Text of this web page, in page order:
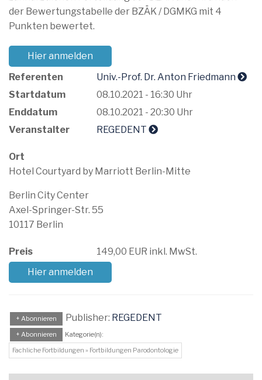
der Bewertungstabelle der BZÄK / DGMKG mit 4
Punkten bewertet.
Hier anmelden
Referenten
Univ.-Prof. Dr. Anton Friedmann
Startdatum
08.10.2021 - 16:30 Uhr
Enddatum
08.10.2021 - 20:30 Uhr
Veranstalter
REGEDENT
Ort
Hotel Courtyard by Marriott Berlin-Mitte
Berlin City Center
Axel-Springer-Str. 55
10117 Berlin
Preis
149,00 EUR inkl. MwSt.
Hier anmelden
+ Abonnieren Publisher: REGEDENT
+ Abonnieren
Kategorie(n):
Fachliche Fortbildungen » Fortbildungen Parodontologie